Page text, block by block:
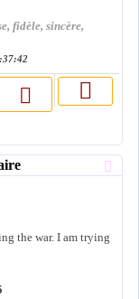
fidèle, sincère,
the war. I am trying